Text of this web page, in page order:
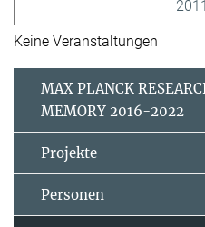
2011
Keine Veranstaltungen
MAX PLANCK
MEMORY 2016-2022
Projekte
Personen